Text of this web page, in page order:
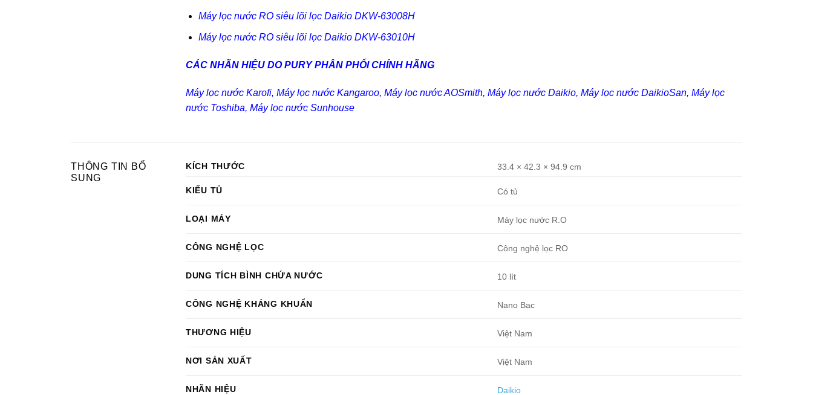
Máy lọc nước RO siêu lõi lọc Daikio DKW-63008H
Máy lọc nước RO siêu lõi lọc Daikio DKW-63010H
CÁC NHÃN HIỆU DO PURY PHÂN PHỐI CHÍNH HÃNG
Máy lọc nước Karofi, Máy lọc nước Kangaroo, Máy lọc nước AOSmith, Máy lọc nước Daikio, Máy lọc nước DaikioSan, Máy lọc
nước Toshiba, Máy lọc nước Sunhouse
THÔNG TIN BỔ
SUNG
KÍCH THƯỚC 33.4 × 42.3 × 94.9 cm
KIỂU TỦ Có tủ
LOẠI MÁY Máy lọc nước R.O
CÔNG NGHỆ LỌC Công nghệ lọc RO
DUNG TÍCH BÌNH CHỨA NƯỚC 10 lít
CÔNG NGHỆ KHÁNG KHUẨN Nano Bạc
THƯƠNG HIỆU Việt Nam
NƠI SẢN XUẤT Việt Nam
NHÃN HIỆU Daikio